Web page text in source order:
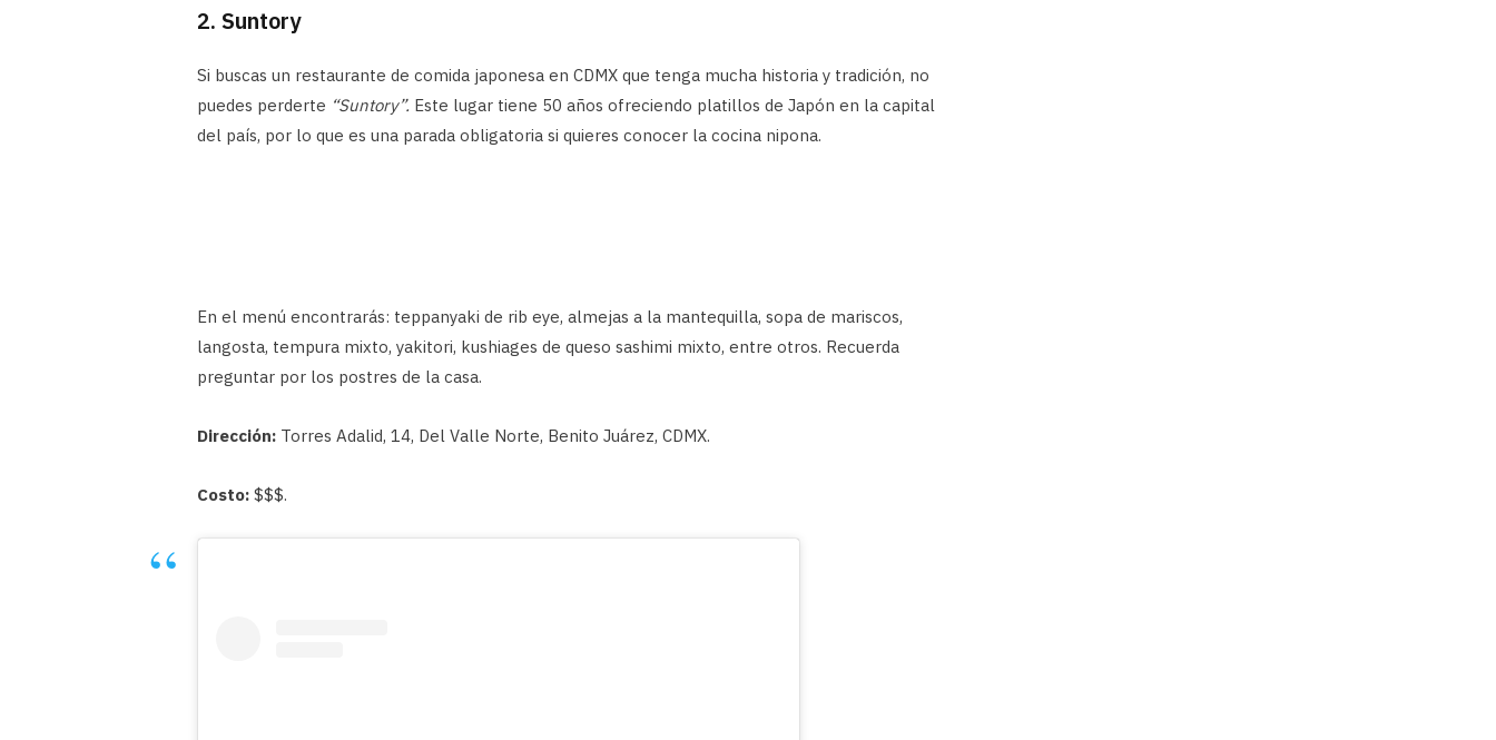
2. Suntory
Si buscas un restaurante de comida japonesa en CDMX que tenga mucha historia y tradición, no
puedes perderte “Suntory”. Este lugar tiene 50 años ofreciendo platillos de Japón en la capital
del país, por lo que es una parada obligatoria si quieres conocer la cocina nipona.
En el menú encontrarás: teppanyaki de rib eye, almejas a la mantequilla, sopa de mariscos,
langosta, tempura mixto, yakitori, kushiages de queso sashimi mixto, entre otros. Recuerda
preguntar por los postres de la casa.
Dirección: Torres Adalid, 14, Del Valle Norte, Benito Juárez, CDMX.
Costo: $$$.